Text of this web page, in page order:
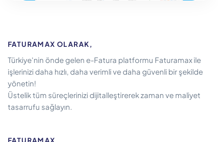
FATURAMAX OLARAK,
Türkiye'nin önde gelen e-Fatura platformu Faturamax ile
işlerinizi daha hızlı, daha verimli ve daha güvenli bir şekilde
yönetin!
Üstelik tüm süreçlerinizi dijitalleştirerek zaman ve maliyet
tasarrufu sağlayın.
FATURAMAX